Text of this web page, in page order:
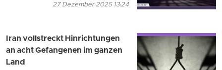
27 Dezember 2025 13:24
Iran vollstreckt Hinrichtungen
an acht Gefangenen im ganzen
Land